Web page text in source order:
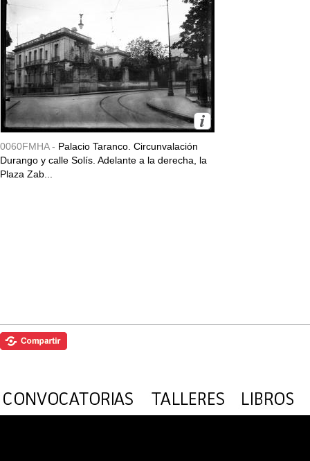
0060FMHA - Palacio Taranco. Circunvalación
Durango y calle Solís. Adelante a la derecha, la
Plaza Zab...